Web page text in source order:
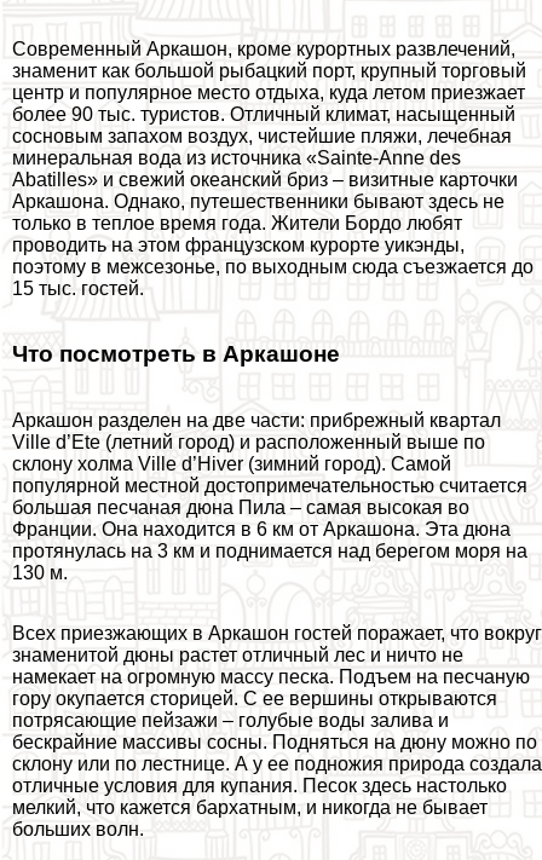
Современный Аркашон, кроме курортных развлечений,
знаменит как большой рыбацкий порт, крупный торговый
центр и популярное место отдыха, куда летом приезжает
более 90 тыс. туристов. Отличный климат, насыщенный
сосновым запахом воздух, чистейшие пляжи, лечебная
минеральная вода из источника «Sainte-Anne des
Abatilles» и свежий океанский бриз – визитные карточки
Аркашона. Однако, путешественники бывают здесь не
только в теплое время года. Жители Бордо любят
проводить на этом французском курорте уикэнды,
поэтому в межсезонье, по выходным сюда съезжается до
15 тыс. гостей.
Что посмотреть в Аркашоне
Аркашон разделен на две части: прибрежный квартал
Ville d’Ete (летний город) и расположенный выше по
склону холма Ville d’Hiver (зимний город). Самой
популярной местной достопримечательностью считается
большая песчаная дюна Пила – самая высокая во
Франции. Она находится в 6 км от Аркашона. Эта дюна
протянулась на 3 км и поднимается над берегом моря на
130 м.
Всех приезжающих в Аркашон гостей поражает, что вокруг
знаменитой дюны растет отличный лес и ничто не
намекает на огромную массу песка. Подъем на песчаную
гору окупается сторицей. С ее вершины открываются
потрясающие пейзажи – гoлyбые воды залива и
бескрайние массивы сосны. Подняться на дюну можно по
склону или по лестнице. А у ее подножия природа создала
отличные условия для купания. Песок здесь настолько
мелкий, что кажется бархатным, и никогда не бывает
больших волн.